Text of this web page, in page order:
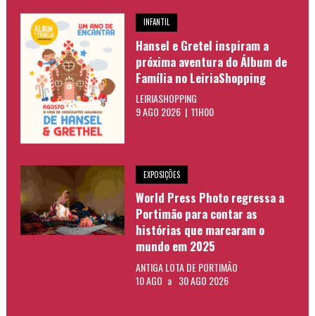
INFANTIL
Hansel e Gretel inspiram a
próxima aventura do Álbum de
Família no LeiriaShopping
LEIRIASHOPPING
9 AGO 2026 | 11H00
EXPOSIÇÕES
World Press Photo regressa a
Portimão para contar as
histórias que marcaram o
mundo em 2025
ANTIGA LOTA DE PORTIMÃO
10 AGO a 30 AGO 2026